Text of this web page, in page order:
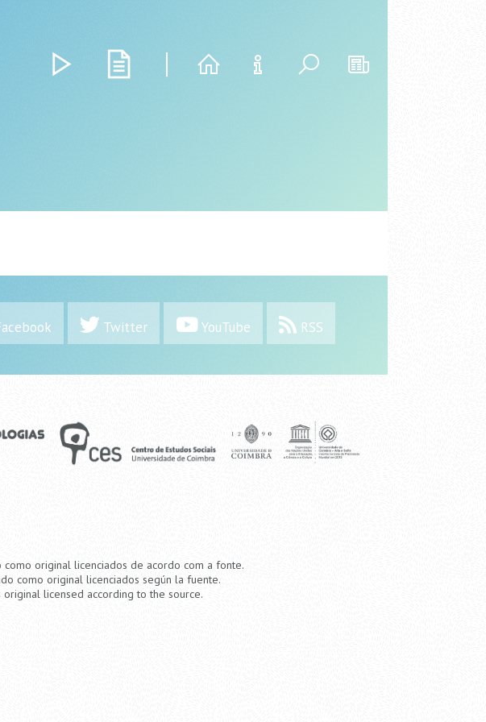
Twitter YouTube RSS
como original licenciados de acordo com a fonte.
como original licenciados según la fuente.
licensed according to the source.